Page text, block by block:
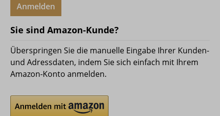
Anmelden
Sie sind Amazon-Kunde?
Überspringen Sie die manuelle Eingabe Ihrer Kunden-
und Adressdaten, indem Sie sich einfach mit Ihrem
Amazon-Konto anmelden.